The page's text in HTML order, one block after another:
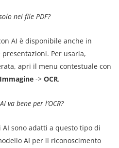
nei file PDF?
AI è disponibile anche in
Per usarla,
apri il menu contestuale con
Immagine -> OCR.
va bene per l’OCR?
sono adatti a questo tipo di
AI per il riconoscimento